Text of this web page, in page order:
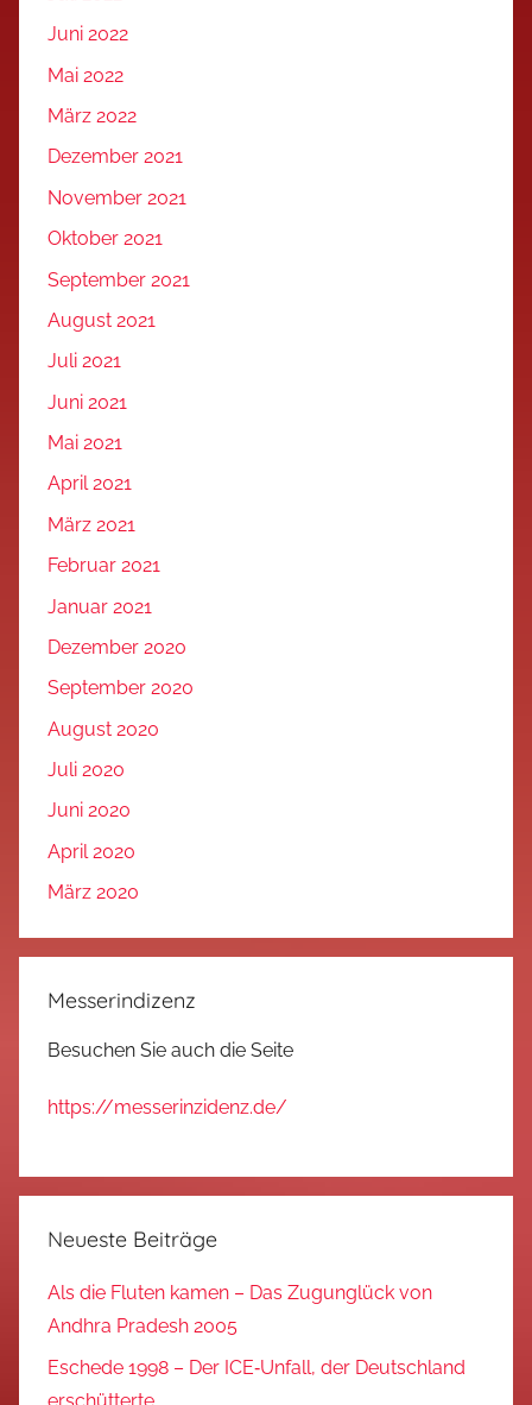
Juni 2022
Mai 2022
März 2022
Dezember 2021
November 2021
Oktober 2021
September 2021
August 2021
Juli 2021
Juni 2021
Mai 2021
April 2021
März 2021
Februar 2021
Januar 2021
Dezember 2020
September 2020
August 2020
Juli 2020
Juni 2020
April 2020
März 2020
Messerindizenz
Besuchen Sie auch die Seite
https://messerinzidenz.de/
Neueste Beiträge
Als die Fluten kamen – Das Zugunglück von
Andhra Pradesh 2005
Eschede 1998 – Der ICE‑Unfall, der Deutschland